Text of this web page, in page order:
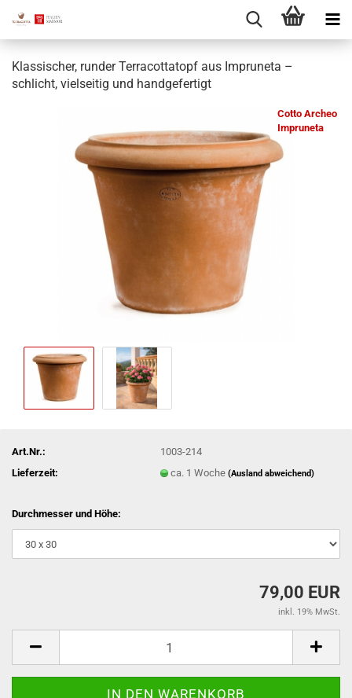
Klassischer, runder Terracottatopf aus Impruneta –
schlicht, vielseitig und handgefertigt
Cotto Archeo
Impruneta
Art.Nr.:
1003-214
Lieferzeit:
ca. 1 Woche(Ausland abweichend)
Durchmesser und Höhe:
79,00 EUR
inkl. 19% MwSt.